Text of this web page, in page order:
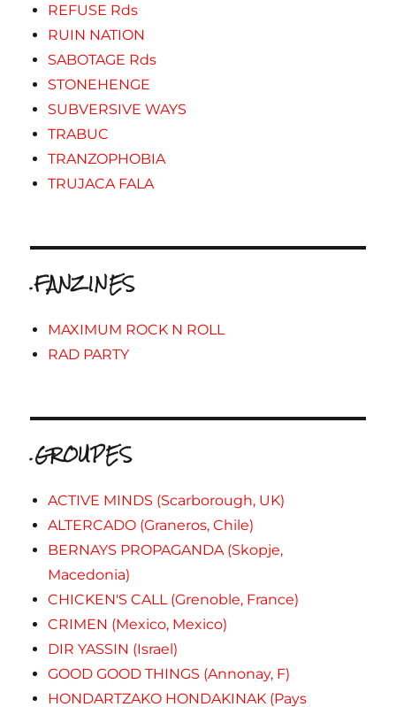
REFUSE Rds
RUIN NATION
SABOTAGE Rds
STONEHENGE
SUBVERSIVE WAYS
TRABUC
TRANZOPHOBIA
TRUJACA FALA
.FANZINES
MAXIMUM ROCK N ROLL
RAD PARTY
.GROUPES
ACTIVE MINDS (Scarborough, UK)
ALTERCADO (Graneros, Chile)
BERNAYS PROPAGANDA (Skopje,
Macedonia)
CHICKEN'S CALL (Grenoble, France)
CRIMEN (Mexico, Mexico)
DIR YASSIN (Israel)
GOOD GOOD THINGS (Annonay, F)
HONDARTZAKO HONDAKINAK (Pays